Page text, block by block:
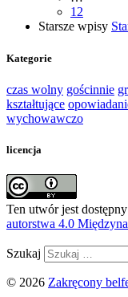
12
Starsze wpisy
Kategorie
czas wolny gościnnie
kształtujące
wychowawczo
licencja
Ten utwór jest
autorstwa 4.0
Szukaj
© 2026 Zakręcony